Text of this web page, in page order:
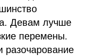
Девам лучше
перемены.
разочарование